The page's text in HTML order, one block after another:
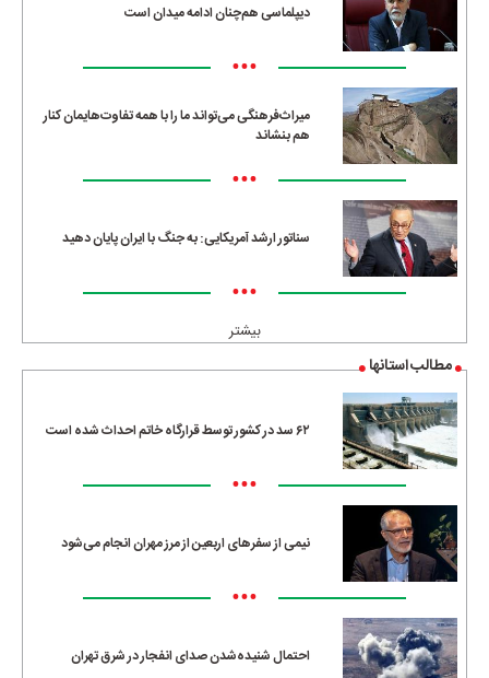
دیپلماسی هم‌چنان ادامه میدان است
•••
میراث‌فرهنگی می‌تواند ما را با همه تفاوت‌هایمان کنار
هم بنشاند
•••
سناتور ارشد آمریکایی: به جنگ با ایران پایان دهید
•••
بیشتر
مطالب استانها
۶۲ سد در کشور توسط قرارگاه خاتم احداث شده است
•••
نیمی از سفرهای اربعین از مرز مهران انجام می‌شود
•••
احتمال شنیده‌شدن صدای انفجار در شرق تهران